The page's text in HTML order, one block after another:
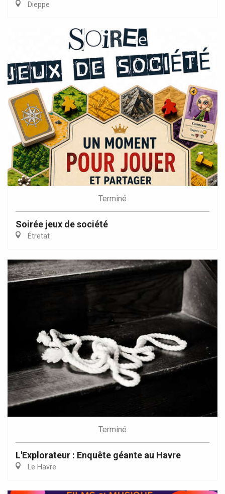
Dieppe
Terminé
Soirée jeux de société
Étretat
Terminé
L'Explorateur : Enquête géante au Havre
Le Havre